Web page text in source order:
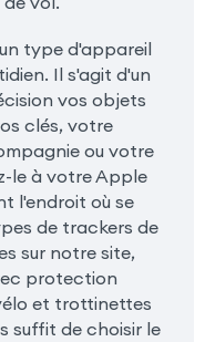
type d'appareil
Il s'agit d'un
vos objets
clés, votre
ou votre
le à votre Apple
l'endroit où se
de trackers de
sur notre site,
protection
et trottinettes
suffit de choisir le